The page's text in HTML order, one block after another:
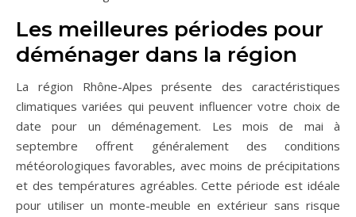
Les meilleures périodes pour
déménager dans la région
La région Rhône-Alpes présente des caractéristiques
climatiques variées qui peuvent influencer votre choix de
date pour un déménagement. Les mois de mai à
septembre offrent généralement des conditions
météorologiques favorables, avec moins de précipitations
et des températures agréables. Cette période est idéale
pour utiliser un monte-meuble en extérieur sans risque